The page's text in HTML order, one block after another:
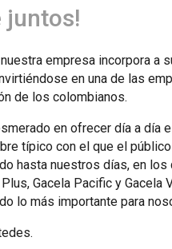
juntos!
empresa incorpora a
en una de las
de los colombianos.
en ofrecer día a día
típico con el que el
hasta nuestros días, en los
Gacela Pacific y Gacela
lo más importante para